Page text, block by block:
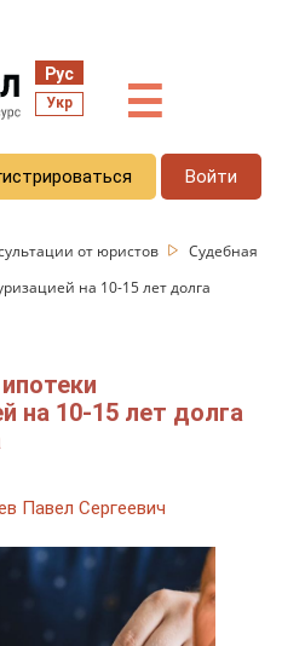
Рус
Укр ☰
Войти
от юристов
Судебная
на 10-15 лет долга
на 10-15 лет долга
Павел Сергеевич